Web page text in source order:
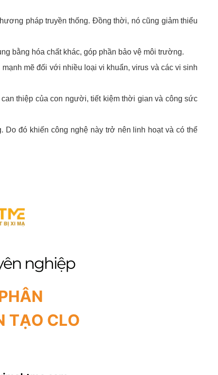
pháp truyền thống. Đồng thời, nó cũng giảm thiểu
bằng hóa chất khác, góp phần bảo vệ môi trường.
mẽ đối với nhiều loại vi khuẩn, virus và các vi sinh
thiệp của con người, tiết kiệm thời gian và công sức
đó khiến công nghệ này trở nên linh hoạt và có thể